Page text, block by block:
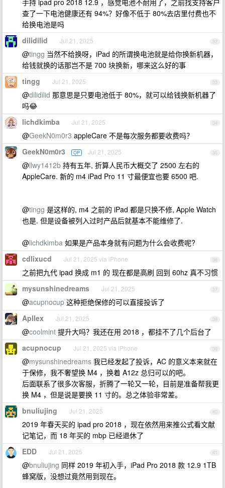
手持 ipad pro 2018 12.9 ，感觉电池不耐用了，之前找支持客户
查了一下电池健康还有 94%？好像不低于 80%去店里付费也不
给换电池是吗
32
dilidilid Jul 21, 2025
@tingg 当然不给换呀，iPad 的所谓换电池就是给你换新机器，
给钱就换的话那岂不是 700 块换新，哪来这么好的事
33
tingg Jul 21, 2025
@dilidilid 那意思是只要电池低于 80%，就可以给钱换新机器了
吗😂
34
lichdkimba Jul 21, 2025
@GeekN0m0r3 appleCare 不是每次服务都要收费吗？
35
GeekN0m0r3 OP Jul 21, 2025
@llwy1412b 持有五年, 折算人民币大概交了 2500 左右的
AppleCare. 新的 m4 iPad Pro 11 寸最便宜也要 6500 吧.
@tingg 是这样的, m4 之前的 iPad 都是只换不修, Apple Watch
也是. 但是设备被列入过时产品后就基本不能维修了.
@lichdkimba 如果是产品本身就有问题为什么会收费呢?
36
cdlixucd Jul 21, 2025 via iPhone
之前把九代 ipad 换成 m1 的 现在都是高刷 回到 60hz 真不习惯
37
mysunshinedreams Jul 21, 2025
@acupnocup 这种拒绝保修的可以直接投诉了
38
Apllex Jul 21, 2025
@coolmint 提升大吗？我还在用 2018 ，都挂不了几个后台了
39
acupnocup Jul 21, 2025 via iPhone
@mysunshinedreams 我已经发起了投诉，AC 的意义本来就在
于保修，我不奢望换 M4 ，换着 A12z 总归可以的吧。
后面联系了很多次客服，折腾了一轮又一轮，目前是准备帮我更
换 M4 ，但是说是要换 11 寸的。总之体验非常差。
40
bnuliujing Jul 21, 2025
2019 年春天买的 ipad pro 2018 ，现在依然用来推公式看文献
记笔记，而 18 年买的 mbp 已经退休了
41
EDD Jul 21, 2025
@bnuliujing 同样 2019 年初入手，iPad Pro 2018 款 12.9 1TB
蜂窝版，没想过竟然用到现在。